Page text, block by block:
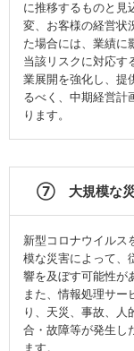
に推移するものと見
変、お客様の経営状
た場合には、業績に
当該リスクに対応す
業展開を強化し、提
るべく、中期経営計
ります。
⑦ 大規模な災
新型コロナウイルス
模な災害によって、
響を及ぼす可能性が
また、情報処理サー
り、天災、事故、人
合・故障等が発生し
ます。